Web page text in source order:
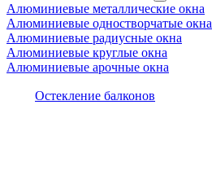
Алюминиевые металлические окна
Алюминиевые одностворчатые окна
Алюминиевые радиусные окна
Алюминиевые круглые окна
Алюминиевые арочные окна
Остекление балконов